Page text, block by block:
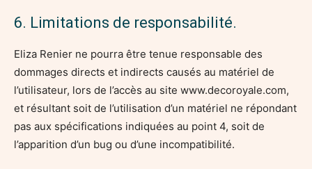
6. Limitations de responsabilité.
Eliza Renier ne pourra être tenue responsable des
dommages directs et indirects causés au matériel de
l’utilisateur, lors de l’accès au site www.decoroyale.com,
et résultant soit de l’utilisation d’un matériel ne répondant
pas aux spécifications indiquées au point 4, soit de
l’apparition d’un bug ou d’une incompatibilité.